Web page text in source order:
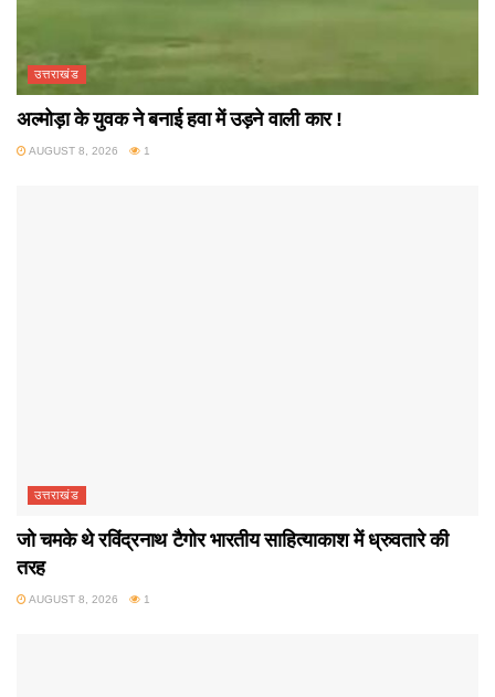
उत्तराखंड
अल्मोड़ा के युवक ने बनाई हवा में उड़ने वाली कार !
AUGUST 8, 2026 1
उत्तराखंड
जो चमके थे रविंद्रनाथ टैगोर भारतीय साहित्याकाश में ध्रुवतारे की
तरह
AUGUST 8, 2026 1